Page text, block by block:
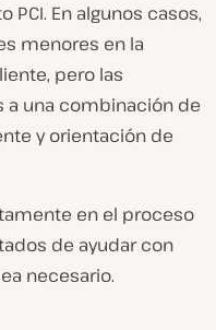
En algunos casos,
menores en la
pero las
a una combinación de
y orientación de
en el proceso
de ayudar con
necesario.